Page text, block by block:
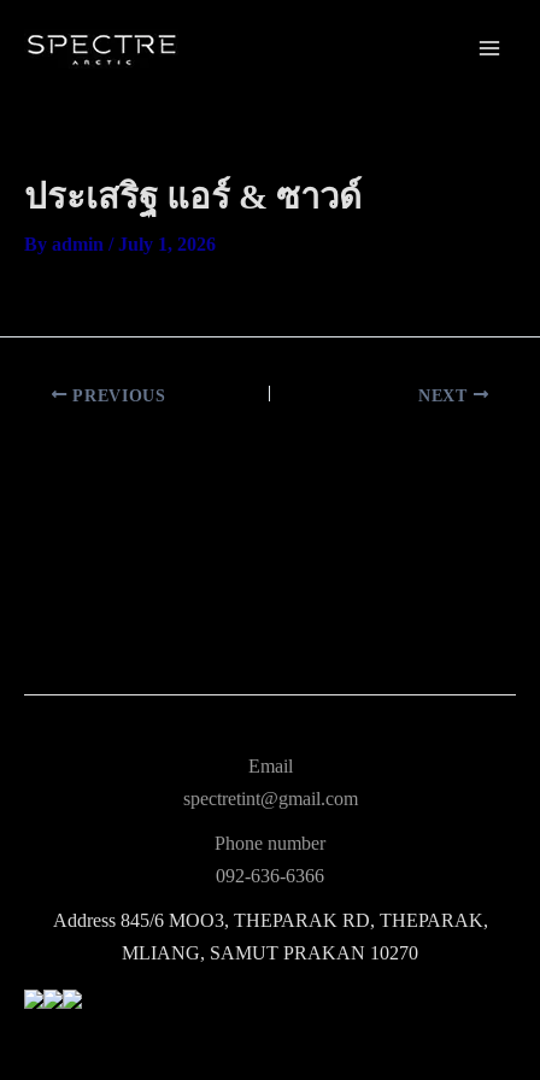
ประเสริฐ แอร์ & ซาวด์
By admin /July 1, 2026
PREVIOUS NEXT
Email
spectretint@gmail.com
Phone number
092-636-6366
Address845/6 MOO3, THEPARAK RD, THEPARAK,
MLIANG, SAMUT PRAKAN 10270